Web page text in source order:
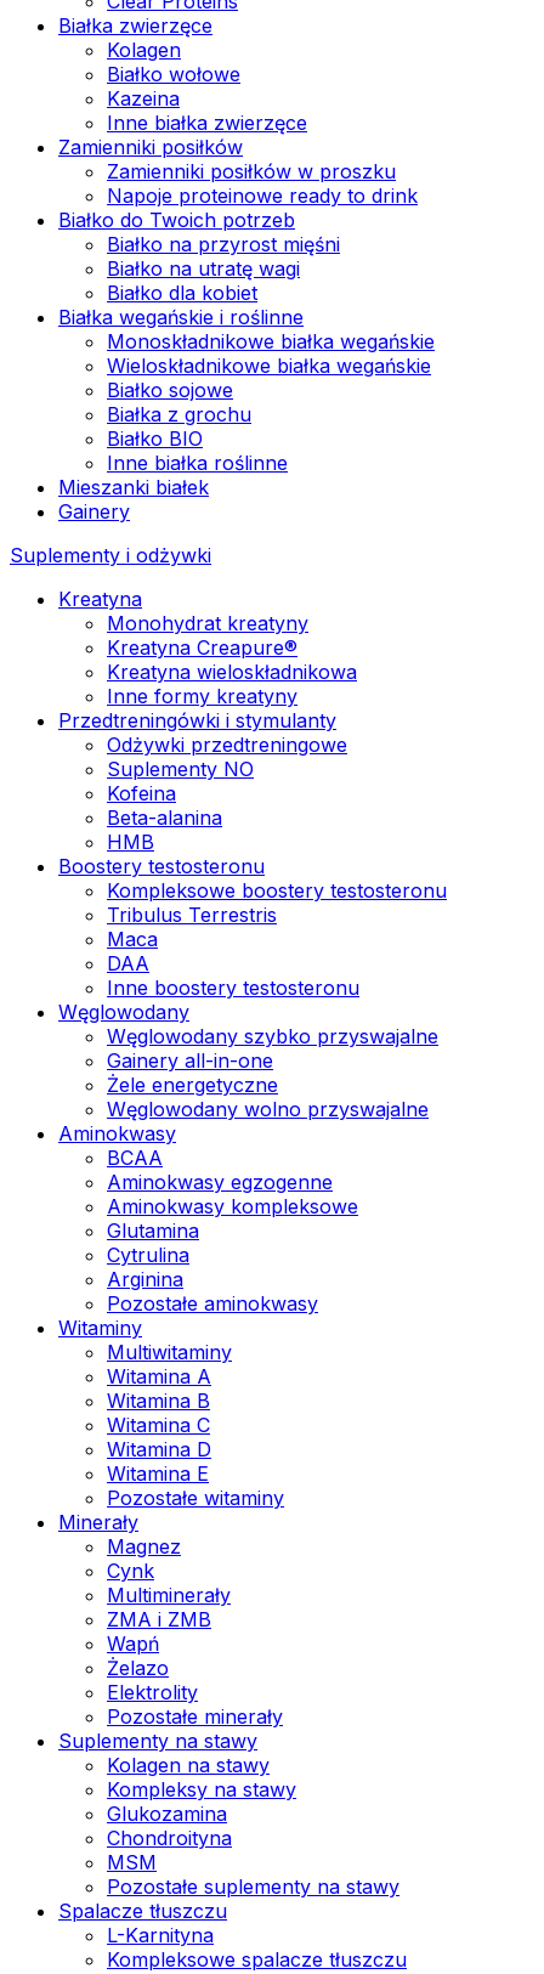
Białka zwierzęce
Kolagen
Białko wołowe
Kazeina
Inne białka zwierzęce
Zamienniki posiłków
Zamienniki posiłków w proszku
Napoje proteinowe ready to drink
Białko do Twoich potrzeb
Białko na przyrost mięśni
Białko na utratę wagi
Białko dla kobiet
Białka wegańskie i roślinne
Monoskładnikowe białka wegańskie
Wieloskładnikowe białka wegańskie
Białko sojowe
Białka z grochu
Białko BIO
Inne białka roślinne
Mieszanki białek
Gainery
Suplementy i odżywki
Kreatyna
Monohydrat kreatyny
Kreatyna Creapure®
Kreatyna wieloskładnikowa
Inne formy kreatyny
Przedtreningówki i stymulanty
Odżywki przedtreningowe
Suplementy NO
Kofeina
Beta-alanina
HMB
Boostery testosteronu
Kompleksowe boostery testosteronu
Tribulus Terrestris
Maca
DAA
Inne boostery testosteronu
Węglowodany
Węglowodany szybko przyswajalne
Gainery all-in-one
Żele energetyczne
Węglowodany wolno przyswajalne
Aminokwasy
BCAA
Aminokwasy egzogenne
Aminokwasy kompleksowe
Glutamina
Cytrulina
Arginina
Pozostałe aminokwasy
Witaminy
Multiwitaminy
Witamina A
Witamina B
Witamina C
Witamina D
Witamina E
Pozostałe witaminy
Minerały
Magnez
Cynk
Multiminerały
ZMA i ZMB
Wapń
Żelazo
Elektrolity
Pozostałe minerały
Suplementy na stawy
Kolagen na stawy
Kompleksy na stawy
Glukozamina
Chondroityna
MSM
Pozostałe suplementy na stawy
Spalacze tłuszczu
L-Karnityna
Kompleksowe spalacze tłuszczu